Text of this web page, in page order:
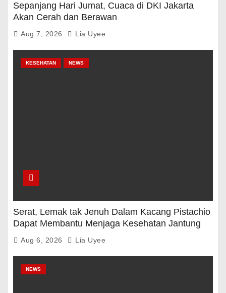
Sepanjang Hari Jumat, Cuaca di DKI Jakarta
Akan Cerah dan Berawan
Aug 7, 2026 Lia Uyee
KESEHATAN NEWS
Serat, Lemak tak Jenuh Dalam Kacang Pistachio
Dapat Membantu Menjaga Kesehatan Jantung
Dan Gula Darah
Aug 6, 2026 Lia Uyee
NEWS